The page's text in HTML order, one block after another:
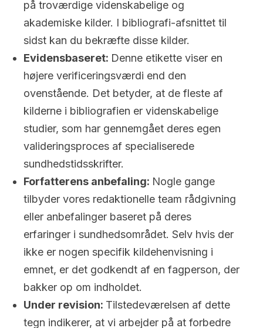
på troværdige videnskabelige og
akademiske kilder. I bibliografi-afsnittet til
sidst kan du bekræfte disse kilder.
Evidensbaseret: Denne etikette viser en
højere verificeringsværdi end den
ovenstående. Det betyder, at de fleste af
kilderne i bibliografien er videnskabelige
studier, som har gennemgået deres egen
valideringsproces af specialiserede
sundhedstidsskrifter.
Forfatterens anbefaling: Nogle gange
tilbyder vores redaktionelle team rådgivning
eller anbefalinger baseret på deres
erfaringer i sundhedsområdet. Selv hvis der
ikke er nogen specifik kildehenvisning i
emnet, er det godkendt af en fagperson, der
bakker op om indholdet.
Under revision: Tilstedeværelsen af dette
tegn indikerer, at vi arbejder på at forbedre